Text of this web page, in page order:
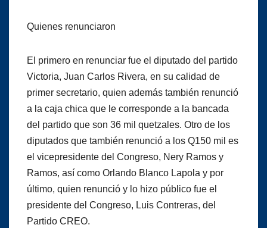
Quienes renunciaron
El primero en renunciar fue el diputado del partido
Victoria, Juan Carlos Rivera, en su calidad de
primer secretario, quien además también renunció
a la caja chica que le corresponde a la bancada
del partido que son 36 mil quetzales. Otro de los
diputados que también renunció a los Q150 mil es
el vicepresidente del Congreso, Nery Ramos y
Ramos, así como Orlando Blanco Lapola y por
último, quien renunció y lo hizo público fue el
presidente del Congreso, Luis Contreras, del
Partido CREO.